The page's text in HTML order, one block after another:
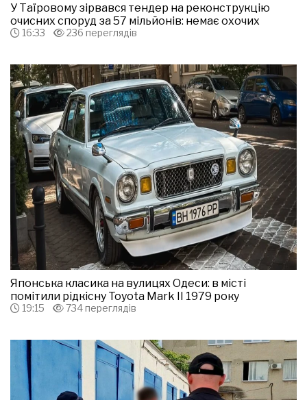
У Таїровому зірвався тендер на реконструкцію
очисних споруд за 57 мільйонів: немає охочих
16:33 236 переглядів
Японська класика на вулицях Одеси: в місті
помітили рідкісну Toyota Mark II 1979 року
19:15 734 переглядів